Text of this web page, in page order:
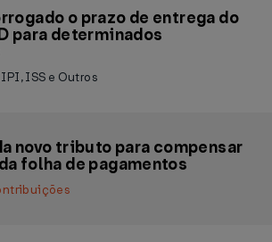
o prazo de entrega do
para determinados
ISS e Outros
novo tributo para compensar
folha de pagamentos